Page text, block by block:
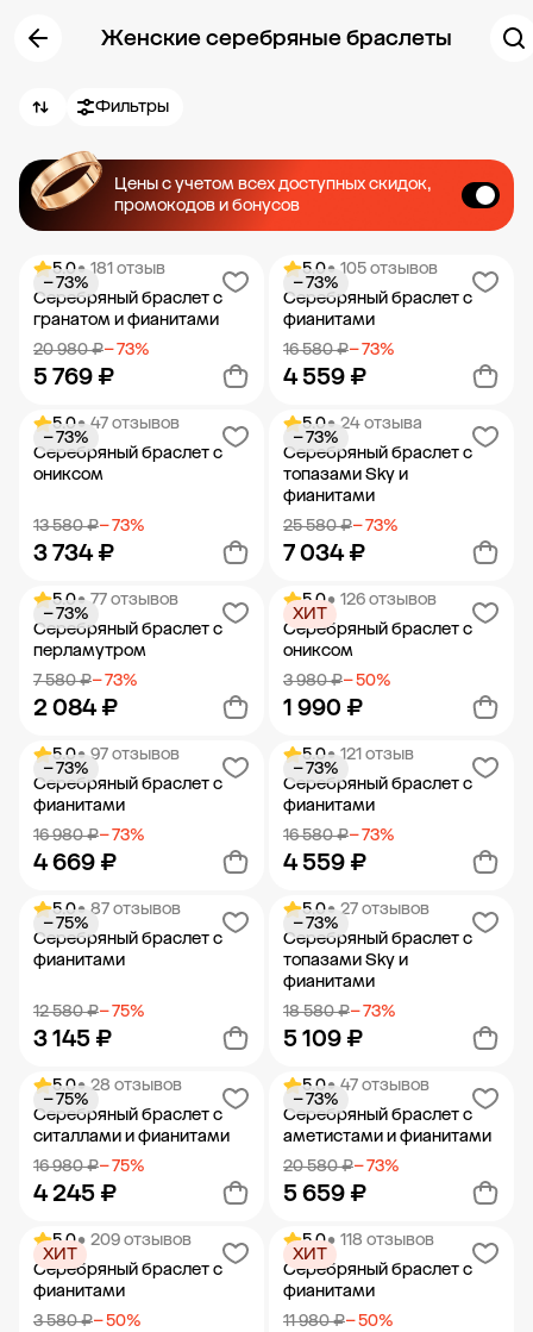
Женские серебряные браслеты
Фильтры
Цены с учетом всех доступных скидок,
промокодов и бонусов
5.0• 181 отзыв
Серебряный браслет с
гранатом и фианитами
20 980 ₽− 73%
5 769 ₽
− 73%
Добавить в корзину
5.0• 105 отзывов
Серебряный браслет с
фианитами
16 580 ₽− 73%
4 559 ₽
− 73%
Добавить в корзину
5.0• 47 отзывов
Серебряный браслет с
ониксом
13 580 ₽− 73%
3 734 ₽
− 73%
Добавить в корзину
5.0• 24 отзыва
Серебряный браслет с
топазами Sky и
фианитами
25 580 ₽− 73%
7 034 ₽
− 73%
Добавить в корзину
5.0• 77 отзывов
Серебряный браслет с
перламутром
7 580 ₽− 73%
2 084 ₽
− 73%
Добавить в корзину
5.0• 126 отзывов
Серебряный браслет с
ониксом
3 980 ₽− 50%
1 990 ₽
ХИТ
Добавить в корзину
5.0• 97 отзывов
Серебряный браслет с
фианитами
16 980 ₽− 73%
4 669 ₽
− 73%
Добавить в корзину
5.0• 121 отзыв
Серебряный браслет с
фианитами
16 580 ₽− 73%
4 559 ₽
− 73%
Добавить в корзину
5.0• 87 отзывов
Серебряный браслет с
фианитами
12 580 ₽− 75%
3 145 ₽
− 75%
Добавить в корзину
5.0• 27 отзывов
Серебряный браслет с
топазами Sky и
фианитами
18 580 ₽− 73%
5 109 ₽
− 73%
Добавить в корзину
5.0• 28 отзывов
Серебряный браслет с
ситаллами и фианитами
16 980 ₽− 75%
4 245 ₽
− 75%
Добавить в корзину
5.0• 47 отзывов
Серебряный браслет с
аметистами и фианитами
20 580 ₽− 73%
5 659 ₽
− 73%
Добавить в корзину
5.0• 209 отзывов
Серебряный браслет с
фианитами
3 580 ₽− 50%
ХИТ
5.0• 118 отзывов
Серебряный браслет с
фианитами
11 980 ₽− 50%
ХИТ